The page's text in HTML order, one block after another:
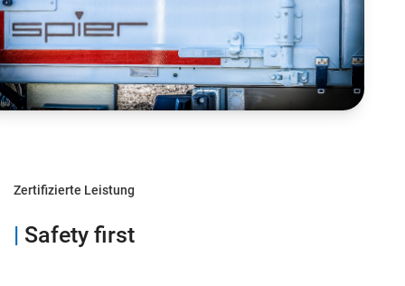
Zertifizierte Leistung
| Safety first